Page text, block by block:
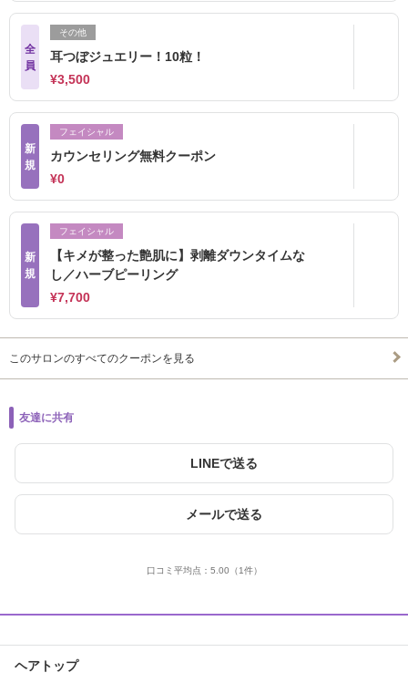
全
員
その他
耳つぼジュエリー！10粒！
¥3,500
新
規
フェイシャル
カウンセリング無料クーポン
¥0
新
規
フェイシャル
【キメが整った艶肌に】剥離ダウンタイムな
し／ハーブピーリング
¥7,700
このサロンのすべてのクーポンを見る
友達に共有
LINEで送る
メールで送る
口コミ平均点： 5.00 （1件）
ヘアトップ